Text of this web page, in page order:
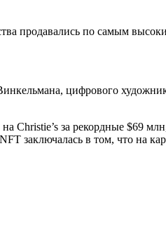
продавались по самым
цифрового
за рекордные $69
заключалась в том, что на